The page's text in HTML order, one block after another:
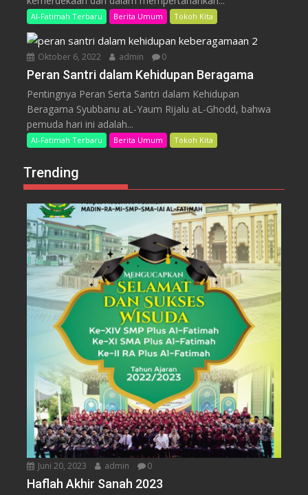
Al-Fatimah Terbaru Berita Umum Tokoh Kita
Oktober 6, 2022 admin 0
Peran Santri dalam Kehidupan Beragama
Pentingnya Peran Serta Santri dalam Kehidupan
Beragama Syubbanu aL-Yaum Rijalu aL-Ghodd, bahwa
pemuda hari ini adalah...
Al-Fatimah Terbaru Berita Umum Tokoh Kita
Trending
Juni 20, 2023 admin 0
Haflah Akhir Sanah 2023